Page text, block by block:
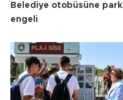
Belediye otobüsüne park
engeli